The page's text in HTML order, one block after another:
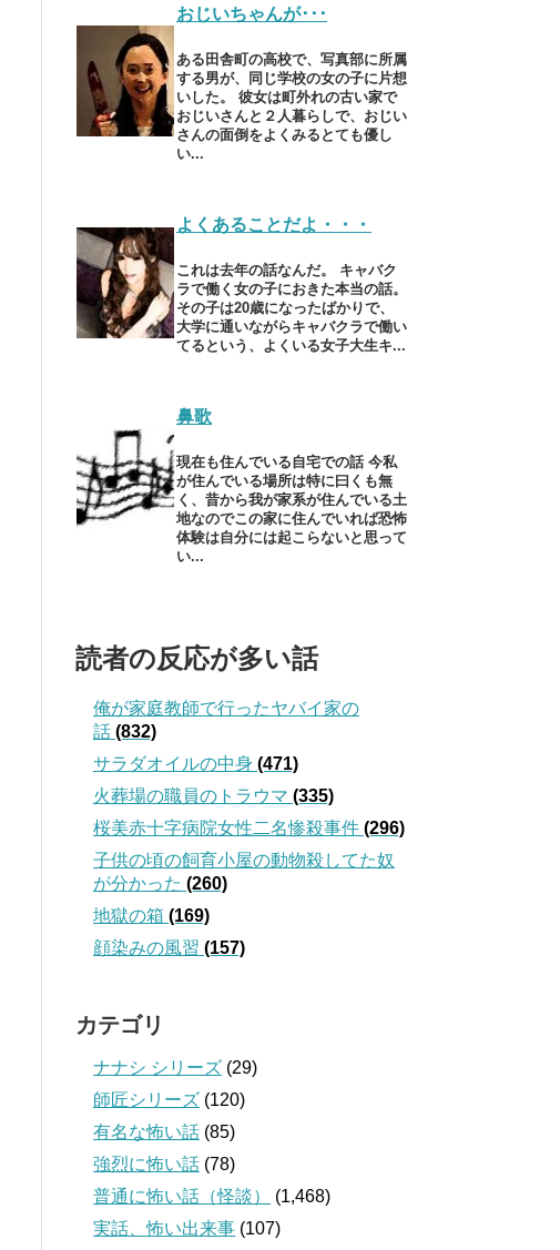
おじいちゃんが･･･
ある田舎町の高校で、写真部に所属
する男が、同じ学校の女の子に片想
いした。 彼女は町外れの古い家で
おじいさんと２人暮らしで、おじい
さんの面倒をよくみるとても優し
い...
よくあることだよ・・・
これは去年の話なんだ。 キャバク
ラで働く女の子におきた本当の話。
その子は20歳になったばかりで、
大学に通いながらキャバクラで働い
てるという、よくいる女子大生キ...
鼻歌
現在も住んでいる自宅での話 今私
が住んでいる場所は特に曰くも無
く、昔から我が家系が住んでいる土
地なのでこの家に住んでいれば恐怖
体験は自分には起こらないと思って
い...
読者の反応が多い話
俺が家庭教師で行ったヤバイ家の
話 (832)
サラダオイルの中身 (471)
火葬場の職員のトラウマ (335)
桜美赤十字病院女性二名惨殺事件 (296)
子供の頃の飼育小屋の動物殺してた奴
が分かった (260)
地獄の箱 (169)
顔染みの風習 (157)
カテゴリ
ナナシ シリーズ (29)
師匠シリーズ (120)
有名な怖い話 (85)
強烈に怖い話 (78)
普通に怖い話（怪談）
(1,468)
実話、怖い出来事 (107)